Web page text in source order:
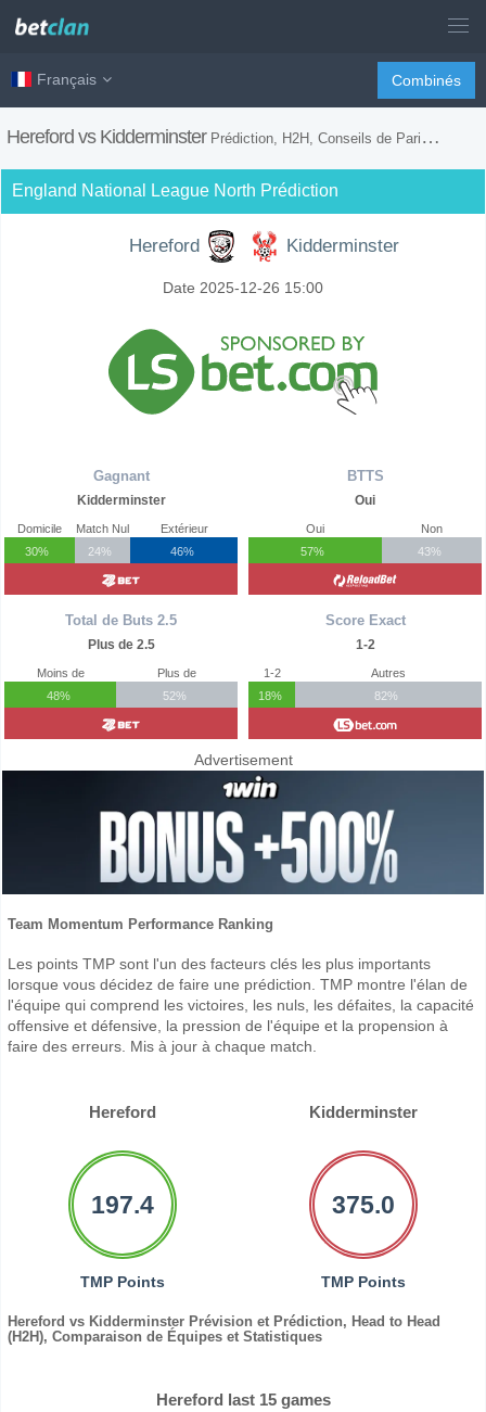
Français Combinés
Hereford vs Kidderminster Prédiction, H2H, Conseils de Paris et Prévision du Match
England National League North Prédiction
Hereford Kidderminster
Date 2025-12-26 15:00
Gagnant
Kidderminster
Domicile
30%
Match Nul
24%
Extérieur
46%
Total de Buts 2.5
Plus de 2.5
Moins de
48%
Plus de
52%
BTTS
Oui
Oui
57%
Non
43%
Score Exact
1-2
1-2
18%
Autres
82%
Advertisement
Team Momentum Performance Ranking
Les points TMP sont l'un des facteurs clés les plus importants
lorsque vous décidez de faire une prédiction. TMP montre l'élan de
l'équipe qui comprend les victoires, les nuls, les défaites, la capacité
offensive et défensive, la pression de l'équipe et la propension à
faire des erreurs. Mis à jour à chaque match.
Hereford Kidderminster
197.4
TMP Points
375.0
TMP Points
Hereford vs Kidderminster Prévision et Prédiction, Head to Head
(H2H), Comparaison de Équipes et Statistiques
Hereford last 15 games